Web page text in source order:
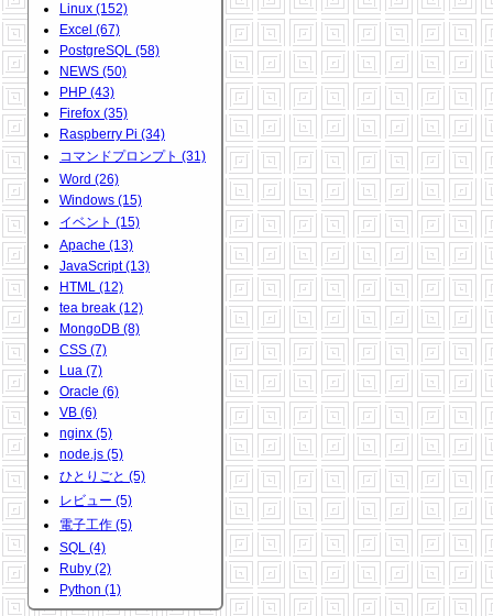
Linux (152)
Excel (67)
PostgreSQL (58)
NEWS (50)
PHP (43)
Firefox (35)
Raspberry Pi (34)
コマンドプロンプト (31)
Word (26)
Windows (15)
イベント (15)
Apache (13)
JavaScript (13)
HTML (12)
tea break (12)
MongoDB (8)
CSS (7)
Lua (7)
Oracle (6)
VB (6)
nginx (5)
node.js (5)
ひとりごと (5)
レビュー (5)
電子工作 (5)
SQL (4)
Ruby (2)
Python (1)